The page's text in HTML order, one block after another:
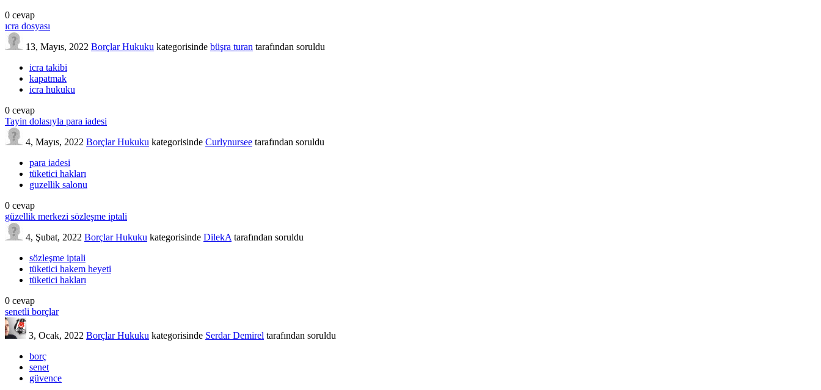
0 cevap
ıcra dosyası
13, Mayıs, 2022 Borçlar Hukuku kategorisinde büşra turan tarafından soruldu
icra takibi
kapatmak
icra hukuku
0 cevap
Tayin dolasıyla para iadesi
4, Mayıs, 2022 Borçlar Hukuku kategorisinde Curlynursee tarafından soruldu
para iadesi
tüketici hakları
guzellik salonu
0 cevap
güzellik merkezi sözleşme iptali
4, Şubat, 2022 Borçlar Hukuku kategorisinde DilekA tarafından soruldu
sözleşme iptali
tüketici hakem heyeti
tüketici hakları
0 cevap
senetli borçlar
3, Ocak, 2022 Borçlar Hukuku kategorisinde Serdar Demirel tarafından soruldu
borç
senet
güvence